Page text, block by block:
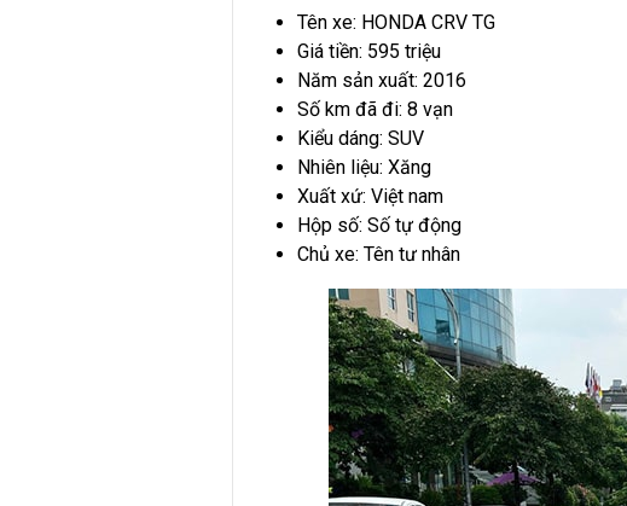
Tên xe: HONDA CRV TG
Giá tiền: 595 triệu
Năm sản xuất: 2016
Số km đã đi: 8 vạn
Kiểu dáng: SUV
Nhiên liệu: Xăng
Xuất xứ: Việt nam
Hộp số: Số tự động
Chủ xe: Tên tư nhân